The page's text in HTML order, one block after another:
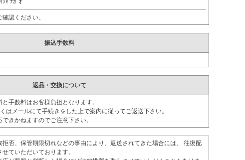
ｬ ﾅｶﾞｵ
認ください。
振込手数料
返品・交換について
手数料はお客様負担となります。
はメールにて手続きをした上で案内に従ってご返送下さい。
きかねますのでご注意下さい。
否、保管期限切れなどの事由により、返送されてきた場合には、 往復配
ていただいております。